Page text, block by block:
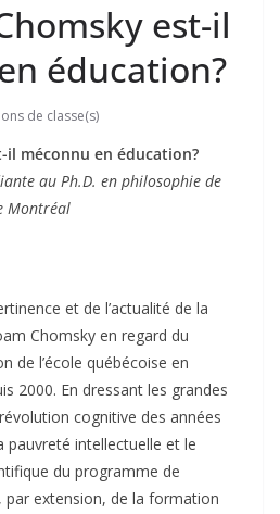
est-il
éducation?
de classe(s)
il méconnu en éducation?
au Ph.D. en philosophie de
Montréal
et de l’actualité de la
Chomsky en regard du
de l’école québécoise en
2000. En dressant les grandes
cognitive des années
pauvreté intellectuelle et le
du programme de
extension, de la formation